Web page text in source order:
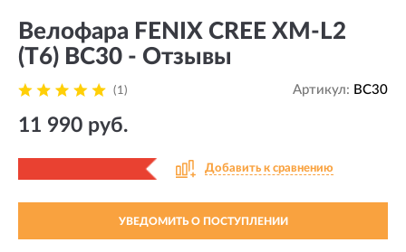
Велофара FENIX CREE XM-L2
(T6) BC30 - Отзывы
(1) Артикул: BC30
11 990 руб.
Добавить к сравнению
УВЕДОМИТЬ О ПОСТУПЛЕНИИ